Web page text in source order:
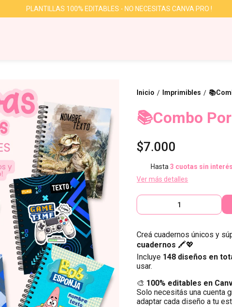
PLANTILLAS 100% EDITABLES - NO NECESITAS CANVA PRO !
Inicio / Imprimibles /
📚Combo
$7.000
Hasta3 cuotas sin interés
Ver más detalles
Creá cuadernos únicos y
cuadernos 🖍️💖
Incluye 148 diseños en
usar.
🎨 100% editables en
Solo necesitás una cuenta
adaptar cada diseño a tu